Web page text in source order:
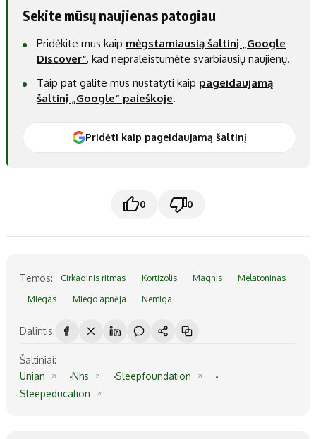
Sekite mūsų naujienas patogiau
Pridėkite mus kaip mėgstamiausią šaltinį „Google
Discover“, kad nepraleistumėte svarbiausių naujienų.
Taip pat galite mus nustatyti kaip pageidaujamą
šaltinį „Google“ paieškoje.
Pridėti kaip pageidaujamą šaltinį
0 0
Temos: Cirkadinis ritmas Kortizolis Magnis Melatoninas
Miegas Miego apnėja Nemiga
Dalintis:
Šaltiniai:
Unian
Nhs
Sleepfoundation
Sleepeducation